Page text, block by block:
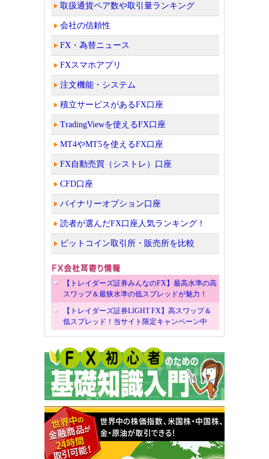
取扱通貨ペア数や取引量ランキング
会社の信頼性
FX・為替ニュース
FXスマホアプリ
注文機能・システム
積立サービスがあるFX口座
TradingViewを使えるFX口座
MT4やMT5を使えるFX口座
FX自動売買（シストレ）口座
CFD口座
バイナリーオプション口座
読者が選んだFX口座人気ランキング！
ビットコイン取引所・販売所を比較
【トレイダーズ証券みんなのFX】最高水準の高
スワップ＆最狭水準の低スプレッドが魅力！
【トレイダーズ証券LIGHT FX】高スワップ＆
低スプレッド！当サイト限定キャンペーン中